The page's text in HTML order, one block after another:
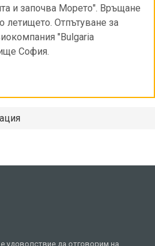
и започва Морето". Връщане
летището. Отпътуване за
"Bulgaria
София.
е удоволствие да отговорим на